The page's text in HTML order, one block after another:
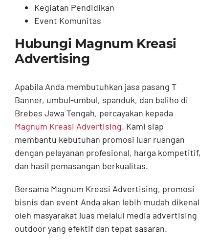
Kegiatan Pendidikan
Event Komunitas
Hubungi Magnum Kreasi
Advertising
Apabila Anda membutuhkan jasa pasang T
Banner, umbul-umbul, spanduk, dan baliho di
Brebes Jawa Tengah, percayakan kepada
Magnum Kreasi Advertising. Kami siap
membantu kebutuhan promosi luar ruangan
dengan pelayanan profesional, harga kompetitif,
dan hasil pemasangan berkualitas.
Bersama Magnum Kreasi Advertising, promosi
bisnis dan event Anda akan lebih mudah dikenal
oleh masyarakat luas melalui media advertising
outdoor yang efektif dan tepat sasaran.